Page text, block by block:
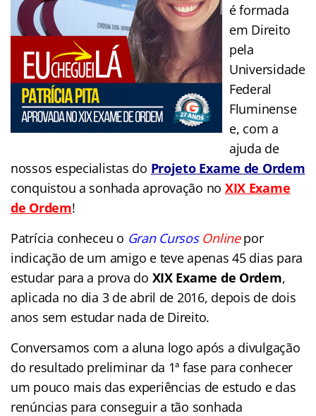
é formada
em Direito
pela
Universidade
Federal
Fluminense
e, com a
ajuda de
nossos especialistas do Projeto Exame de Ordem
conquistou a sonhada aprovação no XIX Exame
de Ordem!
Patrícia conheceu o Gran Cursos Onlinepor
indicação de um amigo e teve apenas 45 dias para
estudar para a prova do XIX Exame de Ordem,
aplicada no dia 3 de abril de 2016, depois de dois
anos sem estudar nada de Direito.
Conversamos com a aluna logo após a divulgação
do resultado preliminar da 1ª fase para conhecer
um pouco mais das experiências de estudo e das
renúncias para conseguir a tão sonhada